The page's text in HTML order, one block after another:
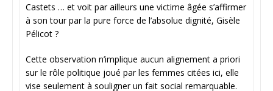
Castets … et voit par ailleurs une victime âgée s’affirmer
à son tour par la pure force de l’absolue dignité, Gisèle
Pélicot ?
Cette observation n’implique aucun alignement a priori
sur le rôle politique joué par les femmes citées ici, elle
vise seulement à souligner un fait social remarquable.